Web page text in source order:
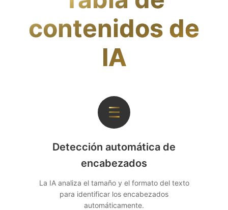
contenidos de
IA
☰
Detección automática de
encabezados
La IA analiza el tamaño y el formato del texto
para identificar los encabezados
automáticamente.